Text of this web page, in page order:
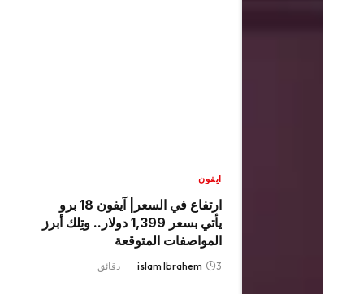
ايفون
ارتفاع في السعر| آيفون 18 برو
يأتي بسعر 1,399 دولار.. وتِلك أبرز
المواصفات المتوقعة
islam Ibrahem 3 دقائق